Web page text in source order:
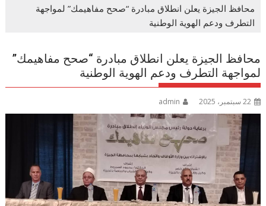
محافظ الجيزة يعلن انطلاق مبادرة “صحح مفاهيمك” لمواجهة
التطرف ودعم الهوية الوطنية
محافظ الجيزة يعلن انطلاق مبادرة “صحح مفاهيمك”
لمواجهة التطرف ودعم الهوية الوطنية
22 سبتمبر، 2025 admin